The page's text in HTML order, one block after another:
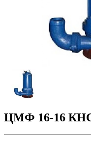
ЦМФ 16-16 КНС